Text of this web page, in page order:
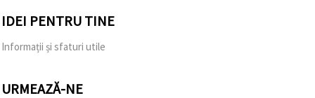
IDEI PENTRU TINE
Informații și sfaturi utile
URMEAZĂ-NE